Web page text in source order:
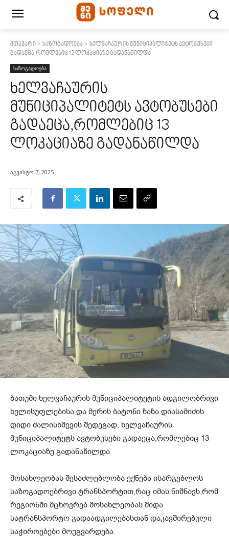
მთავარი საზოგადოება
ხელვაჩაურის მუნიციპალიტეტს ავტობუსები
გადაეცა,რომლებიც 13 ლოკაციაზე გადანაწილდა
საზოგადოება
ხელვაჩაურის
მუნიციპალიტეტს ავტობუსები
გადაეცა,რომლებიც 13
ლოკაციაზე გადანაწილდა
აგვისტო 7, 2025
ბათუმი ხელვაჩაურის მუნიციპალიტეტის ადგილობრივი
ხელისუფლებისა და მერის ბატონი ზაზა დიასამიძის
დიდი ძალისხმევის შედეგად, ხელვაჩაურის
მუნიციპალიტეტს ავტობუსები გადაეცა,რომლებიც 13
ლოკაციაზე გადანაწილდა.
მოსახლეობას შესაძლებლობა ექნება ისარგებლოს
საზოგადოებრივი ტრანსპორტით,რაც იმას ნიშნავს,რომ
რეგიონში მცხოვრებ მოსახლეობას შიდა
სატრანსპორტო გადაადგილებასთან დაკავშირებული
საჭიროებები მოუგვარდება.